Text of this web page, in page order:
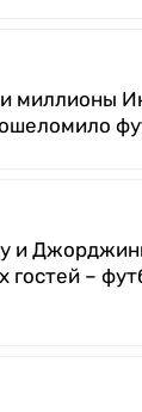
миллионы
и
гостей –